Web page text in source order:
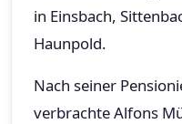
in Einsbach,
Haunpold.
Nach seiner
verbrachte Alfons